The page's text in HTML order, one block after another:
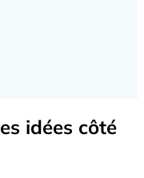
idées côté